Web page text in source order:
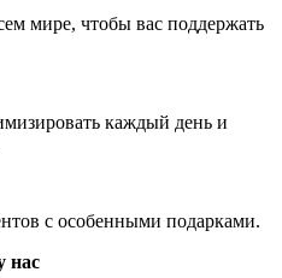
мире, чтобы вас поддержать
каждый день и
с особенными подарками.
нас